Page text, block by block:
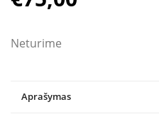
Neturime
Aprašymas